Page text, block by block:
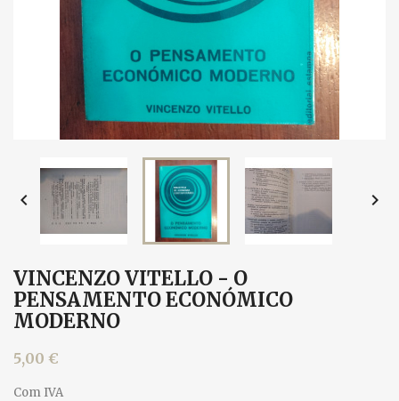
 
VINCENZO VITELLO - O
PENSAMENTO ECONÓMICO
MODERNO
5,00 €
Com IVA